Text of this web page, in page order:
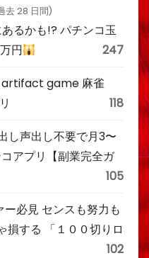
去 28 日間)
あるかも!? パチンコ玉
円
247
game 麻雀
118
し声出し不要で月3〜
アプリ【副業完全ガ
105
必見 センスも努力も
損する 「１００切りロ
102